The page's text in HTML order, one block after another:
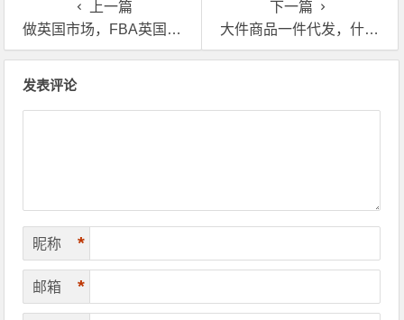
上一篇
做英国市场，FBA英国中转仓究竟有多重要？多数卖家都低估了它的作用
下一篇
大件商品一件代发，什么样的英国海外仓能接？
发表评论
昵称 *
邮箱 *